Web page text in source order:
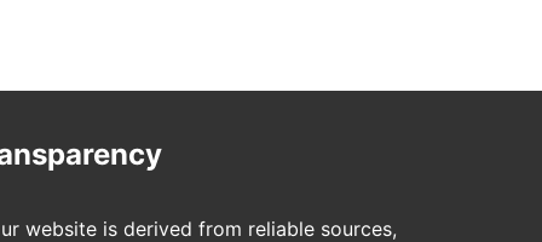
website is derived from reliable sources,